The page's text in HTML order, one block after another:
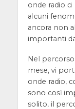
onde radio
alcuni
ancora non
importanti
Nel
mese, vi
onde radio,
sono così
solito, il